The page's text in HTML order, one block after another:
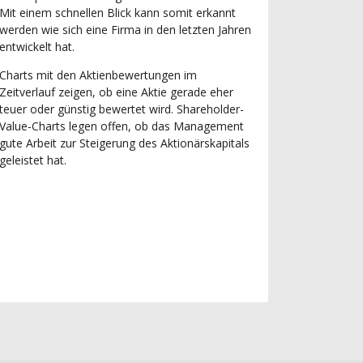
einem schnellen Blick kann somit erkannt
wie sich eine Firma in den letzten Jahren
hat.
mit den Aktienbewertungen im
zeigen, ob eine Aktie gerade eher
oder günstig bewertet wird. Shareholder-
Charts legen offen, ob das Management
Arbeit zur Steigerung des Aktionärskapitals
hat.